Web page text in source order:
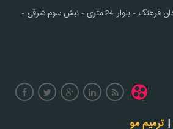
تهران - سعادت آباد - میدان فرهنگ - بلوار 24 متری - نبش سوم شرقی -
| ترمیم مو